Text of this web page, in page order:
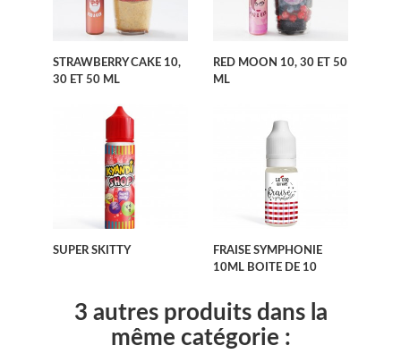
STRAWBERRY CAKE 10,
30 ET 50 ML
RED MOON 10, 30 ET 50
ML
SUPER SKITTY
FRAISE SYMPHONIE
10ML BOITE DE 10
3 autres produits dans la
même catégorie :